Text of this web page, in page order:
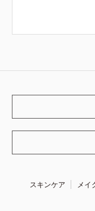
スキンケア メイ